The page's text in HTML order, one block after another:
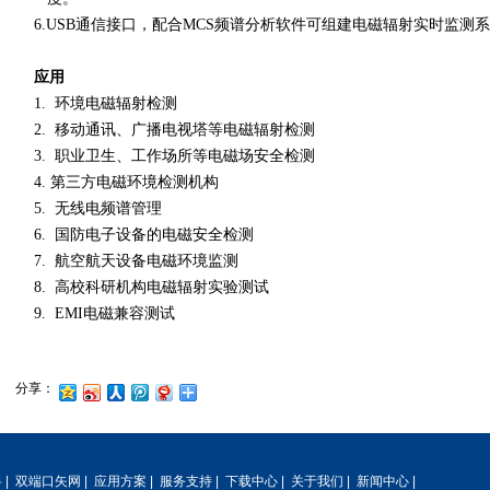
6.USB通信接口，配合MCS频谱分析软件可组建电磁辐射实时监测
应用
1. 环境电磁辐射检测
2. 移动通讯、广播电视塔等电磁辐射检测
3. 职业卫生、工作场所等电磁场安全检测
4. 第三方电磁环境检测机构
5. 无线电频谱管理
6. 国防电子设备的电磁安全检测
7. 航空航天设备电磁环境监测
8. 高校科研机构电磁辐射实验测试
9. EMI电磁兼容测试
分享：
双端口矢网 应用方案 服务支持 下载中心 关于我们 新闻中心